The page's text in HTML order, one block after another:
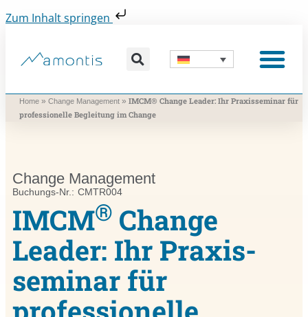
Zum Inhalt springen
Home » Change Management » IMCM® Change Leader: Ihr Praxis­seminar für
professionelle Begleitung im Change
Change Management
Buchungs-Nr.: CMTR004
IMCM® Change
Leader: Ihr Praxis­
seminar für